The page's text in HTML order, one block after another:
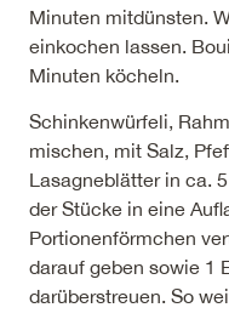
Minuten mitdünsten.
einkochen lassen.
Minuten köcheln.
Schinkenwürfeli,
mischen, mit Salz,
Lasagneblätter in ca.
der Stücke in eine
Portionenförmchen
darauf geben sowie 1
darüberstreuen. So